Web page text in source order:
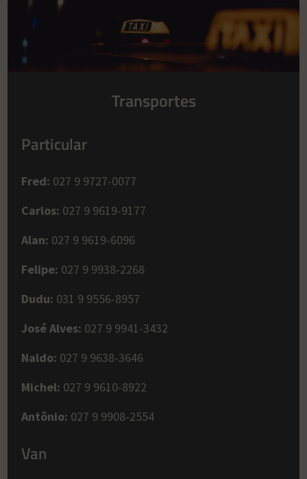
Transportes
Particular
Fred: 027 9 9727-0077
Carlos: 027 9 9619-9177
Alan: 027 9 9619-6096
Felipe: 027 9 9938-2268
Dudu: 031 9 9556-8957
José Alves: 027 9 9941-3432
Naldo: 027 9 9638-3646
Michel: 027 9 9610-8922
Antônio: 027 9 9908-2554
Van